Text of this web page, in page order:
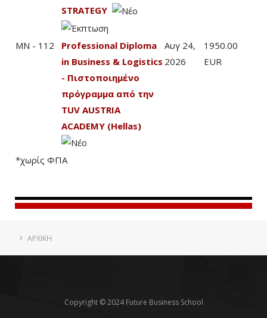
STRATEGY
MN - 112
Professional Diploma
in Business & Logistics
- Πιστοποιημένο
πρόγραμμα από την
TUV AUSTRIA
ACADEMY (Hellas)
Αυγ 24,
2026
1950.00
EUR
*χωρίς ΦΠΑ
ΑΡΧΙΚΗ
Copyright © 2024 Future Business School